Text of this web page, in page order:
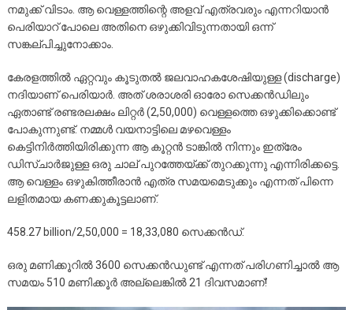
നമുക്ക് വിടാം. ആ വെള്ളത്തിന്റെ അളവ് എത്രവരും എന്നറിയാൻ
പെരിയാറ് പോലെ അതിനെ ഒഴുക്കിവിടുന്നതായി ഒന്ന്
സങ്കല്പിച്ചുനോക്കാം.
കേരളത്തിൽ ഏറ്റവും കൂടുതൽ ജലവാഹകശേഷിയുള്ള (discharge)
നദിയാണ് പെരിയാർ. അത് ശരാശരി ഓരോ സെക്കൻഡിലും
ഏതാണ്ട് രണ്ടരലക്ഷം ലിറ്റർ (2,50,000) വെള്ളത്തെ ഒഴുക്കിക്കൊണ്ട്
പോകുന്നുണ്ട്. നമ്മൾ വയനാട്ടിലെ മഴവെള്ളം
കെട്ടിനിർത്തിയിരിക്കുന്ന ആ കൂറ്റൻ ടാങ്കിൽ നിന്നും ഇത്രേം
ഡിസ്ചാർജുള്ള ഒരു ചാല് പുറത്തേയ്ക്ക് തുറക്കുന്നു എന്നിരിക്കട്ടെ.
ആ വെള്ളം ഒഴുകിത്തീരാൻ എത്ര സമയമെടുക്കും എന്നത് പിന്നെ
ലളിതമായ കണക്കുകൂട്ടലാണ്.
458.27 billion/2,50,000 = 18,33,080 സെക്കൻഡ്.
ഒരു മണിക്കൂറിൽ 3600 സെക്കൻഡുണ്ട് എന്നത് പരിഗണിച്ചാൽ ആ
സമയം 510 മണിക്കൂർ അല്ലെങ്കിൽ 21 ദിവസമാണ്!